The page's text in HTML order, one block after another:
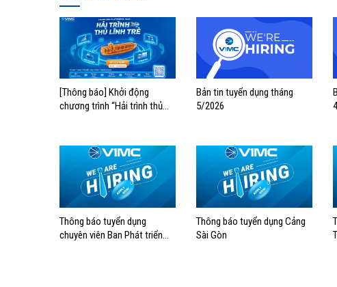
[Thông báo] Khởi động
chương trình “Hải trình thủ
Bản tin tuyển dụng tháng
5/2026
Thông báo tuyển dụng
chuyên viên Ban Phát triển
Thông báo tuyển dụng Cảng
Sài Gòn